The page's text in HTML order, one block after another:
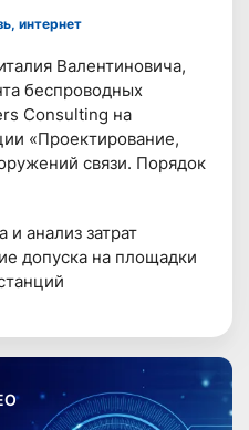
интернет
Валентиновича,
беспроводных
Consulting на
«Проектирование,
связи. Порядок
анализ затрат
допуска на площадки